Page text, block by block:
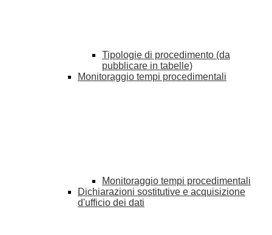
Tipologie di procedimento (da
pubblicare in tabelle)
Monitoraggio tempi procedimentali
Monitoraggio tempi procedimentali
Dichiarazioni sostitutive e acquisizione
d'ufficio dei dati